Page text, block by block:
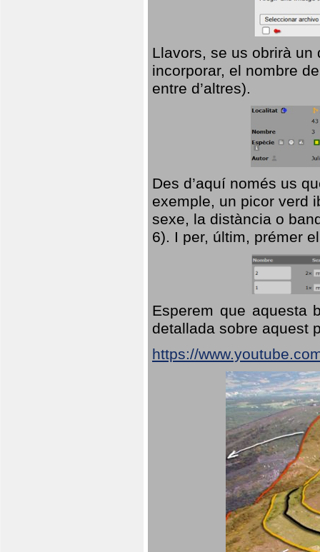
Llavors, se us obrirà
incorporar, el nombre
entre d’altres).
Des d’aquí només us
exemple, un picor verd
sexe, la distància o
6). I per, últim, prémer
Esperem que aquesta
detallada sobre aquest
https://